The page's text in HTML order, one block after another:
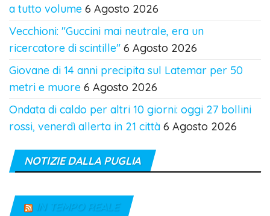
a tutto volume 6 Agosto 2026
Vecchioni: "Guccini mai neutrale, era un
ricercatore di scintille" 6 Agosto 2026
Giovane di 14 anni precipita sul Latemar per 50
metri e muore 6 Agosto 2026
Ondata di caldo per altri 10 giorni: oggi 27 bollini
rossi, venerdì allerta in 21 città 6 Agosto 2026
NOTIZIE DALLA PUGLIA
IN TEMPO REALE